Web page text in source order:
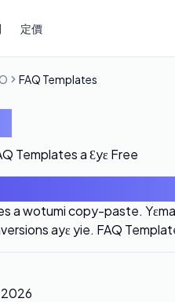
定價
FAQ Templates
Templates a Ɛyɛ Free
a wotumi copy-paste.
ayɛ yie. FAQ
2026